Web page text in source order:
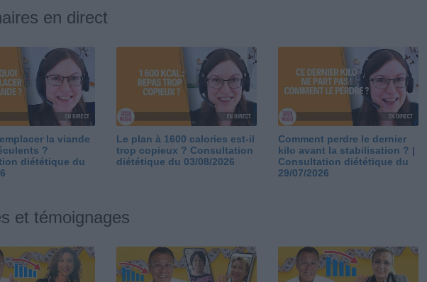
en direct
la viande
?
diététique du
Le plan à 1600 calories est-il
trop copieux ? Consultation
diététique du 03/08/2026
Comment perdre le dernier
kilo avant la stabilisation ? |
Consultation diététique du
29/07/2026
et témoignages